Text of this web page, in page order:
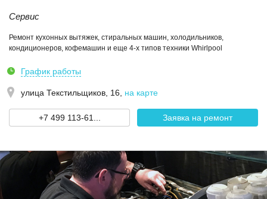
Сервис
Ремонт кухонных вытяжек, стиральных машин, холодильников,
кондиционеров, кофемашин и еще 4-х типов техники Whirlpool
График работы
улица Текстильщиков, 16 на карте
+7 499 113-61... Заявка на ремонт